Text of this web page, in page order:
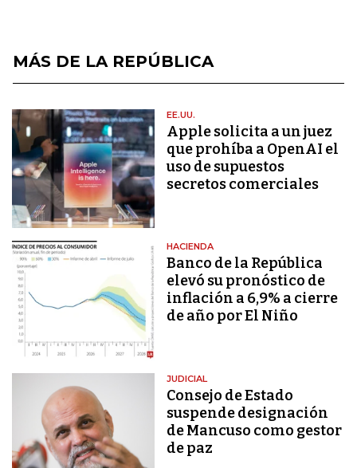
MÁS DE LA REPÚBLICA
EE.UU.
Apple solicita a un juez
que prohíba a OpenAI el
uso de supuestos
secretos comerciales
HACIENDA
Banco de la República
elevó su pronóstico de
inflación a 6,9% a cierre
de año por El Niño
JUDICIAL
Consejo de Estado
suspende designación
de Mancuso como gestor
de paz